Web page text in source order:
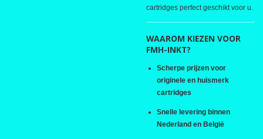
cartridges perfect geschikt voor u.
WAAROM KIEZEN VOOR
FMH-INKT?
Scherpe prijzen voor
originele en huismerk
cartridges
Snelle levering binnen
Nederland en België